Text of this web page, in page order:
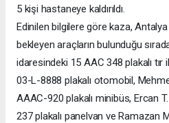
5 kişi hastaneye kaldırıldı.
Edinilen bilgilere göre kaza, Antalya
bekleyen araçların bulunduğu
idaresindeki 15 AAC 348 plakalı tır
03-L-8888 plakalı otomobil,
AAAC-920 plakalı minibüs, Ercan
237 plakalı panelvan ve Ramazan